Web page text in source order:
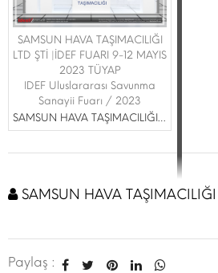
SAMSUN HAVA TAŞIMACILIĞI
LTD ŞTİ |İDEF FUARI 9-12 MAYIS
2023 TÜYAP
IDEF Uluslararası Savunma
Sanayii Fuarı / 2023
SAMSUN HAVA TAŞIMACILIĞI LTD ŞTİ
SAMSUN HAVA TAŞIMACILIĞI
Paylaş :